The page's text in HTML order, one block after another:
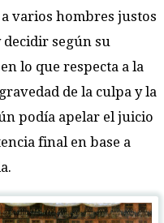
varios hombres justos
decidir según su
lo que respecta a la
de la culpa y la
podía apelar el juicio
final en base a